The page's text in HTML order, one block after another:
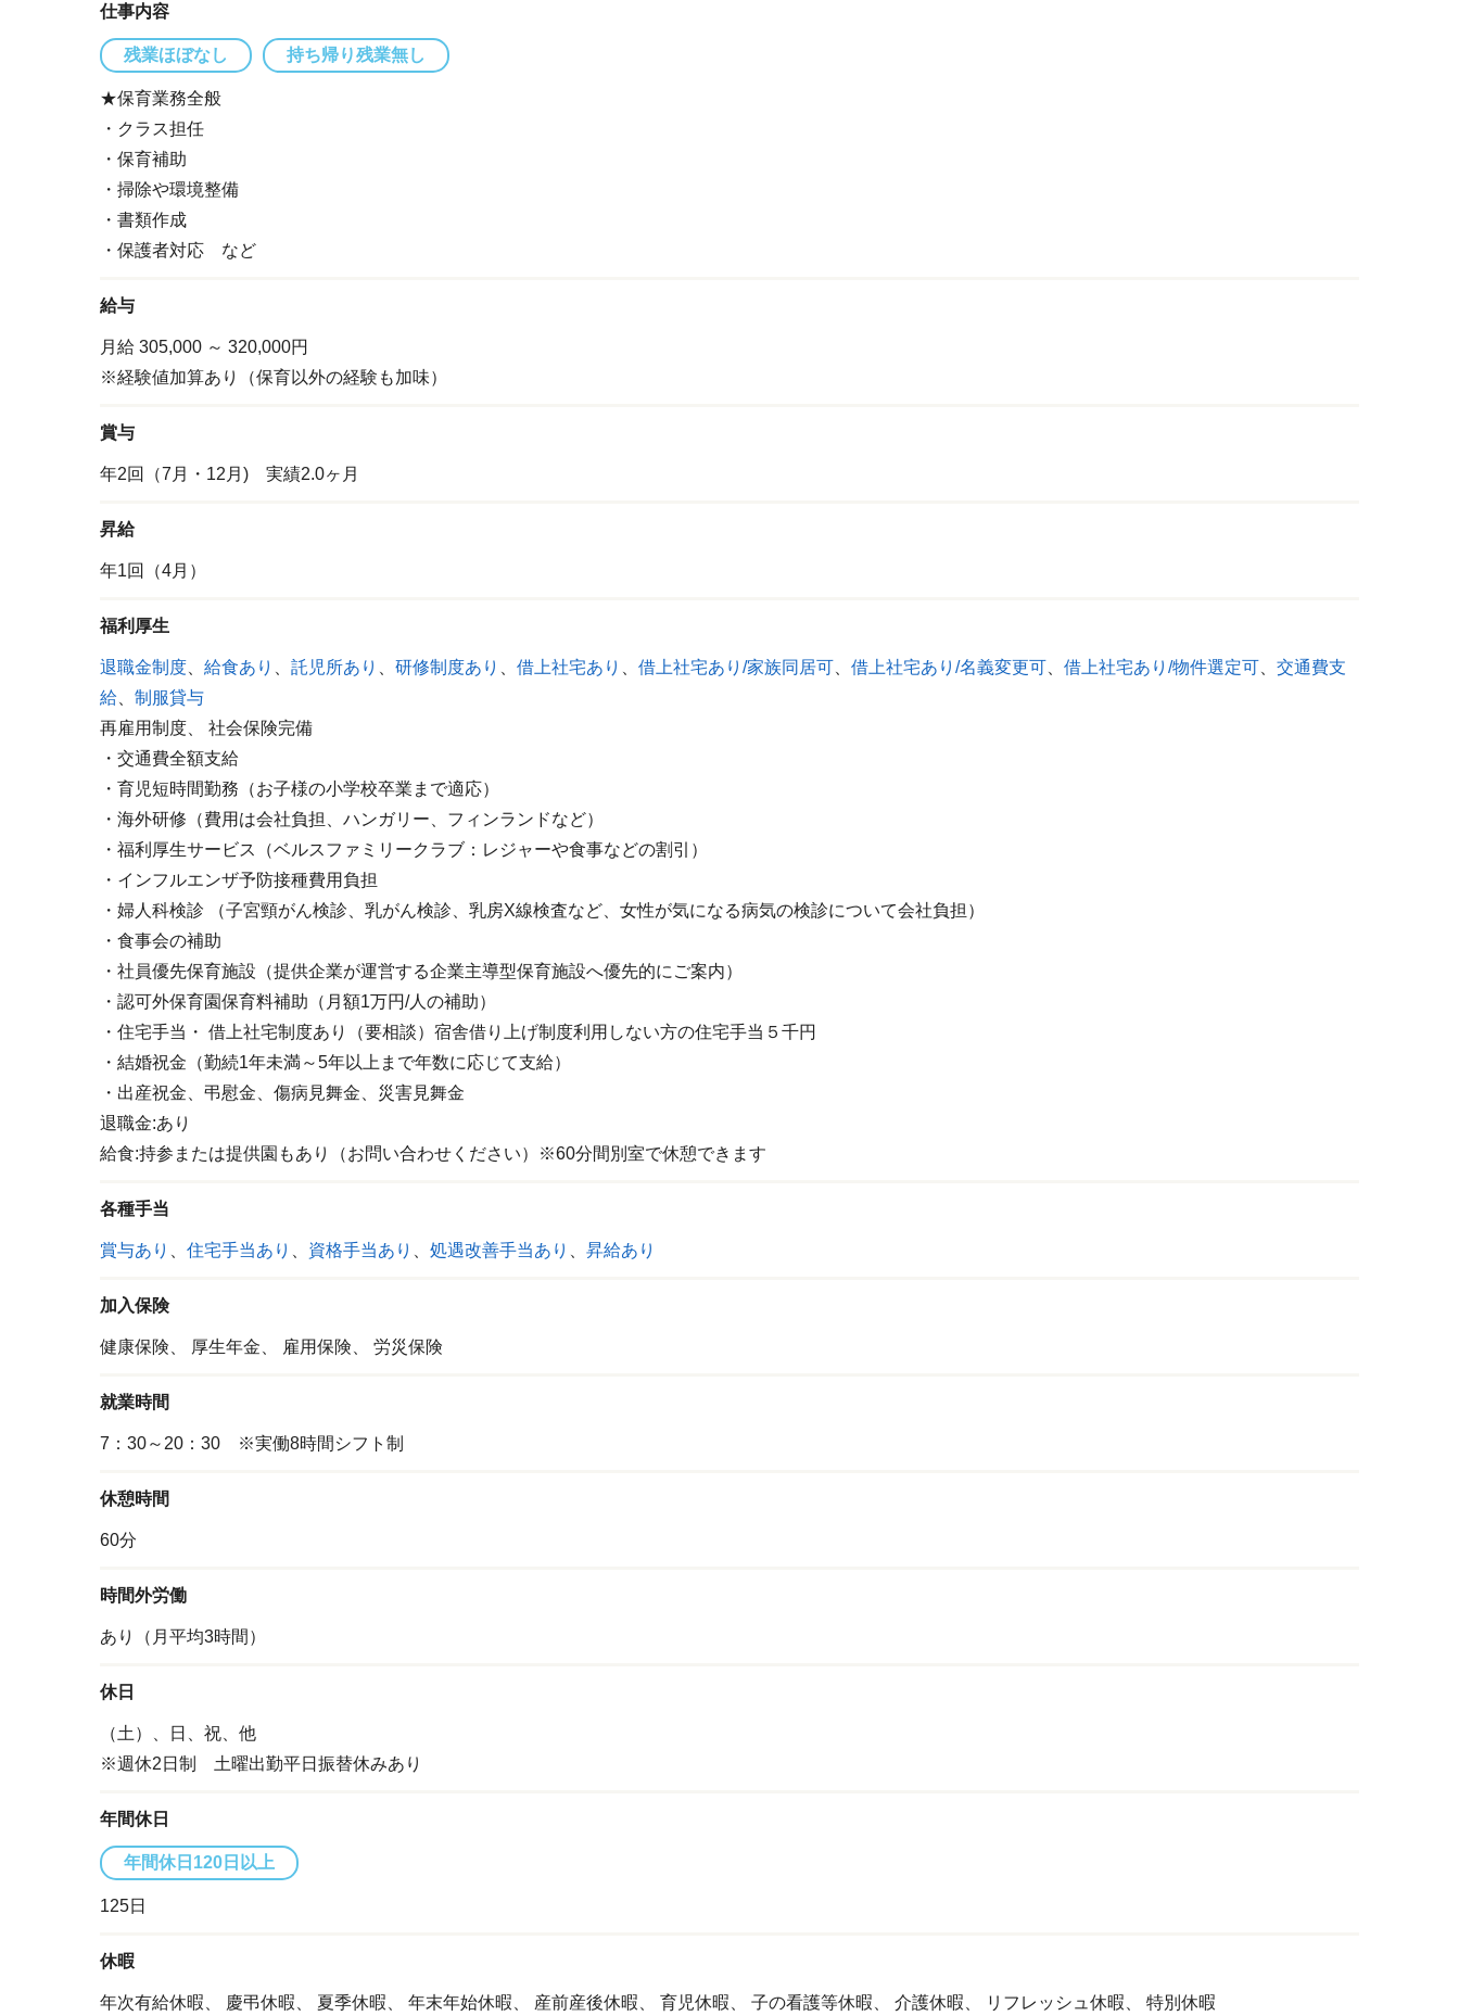
仕事内容
残業ほぼなし 持ち帰り残業無し
★保育業務全般
・クラス担任
・保育補助
・掃除や環境整備
・書類作成
・保護者対応 など
給与
月給 305,000 ～ 320,000円
※経験値加算あり（保育以外の経験も加味）
賞与
年2回（7月・12月) 実績2.0ヶ月
昇給
年1回（4月）
福利厚生
退職金制度 給食あり 託児所あり 研修制度あり 借上社宅あり 借上社宅あり/家族同居可 借上社宅あり/名義変更可 借上社宅あり/物件選定可
交通費支
給
制服貸与
再雇用制度、
社会保険完備
・交通費全額支給
・育児短時間勤務（お子様の小学校卒業まで適応）
・海外研修（費用は会社負担、ハンガリー、フィンランドなど）
・福利厚生サービス（ベルスファミリークラブ：レジャーや食事などの割引）
・インフルエンザ予防接種費用負担
・婦人科検診 （子宮頸がん検診、乳がん検診、乳房X線検査など、女性が気になる病気の検診について会社負担）
・食事会の補助
・社員優先保育施設（提供企業が運営する企業主導型保育施設へ優先的にご案内）
・認可外保育園保育料補助（月額1万円/人の補助）
・住宅手当・ 借上社宅制度あり（要相談）宿舎借り上げ制度利用しない方の住宅手当５千円
・結婚祝金（勤続1年未満～5年以上まで年数に応じて支給）
・出産祝金、弔慰金、傷病見舞金、災害見舞金
退職金:あり
給食:持参または提供園もあり（お問い合わせください）※60分間別室で休憩できます
各種手当
賞与あり 住宅手当あり 資格手当あり 処遇改善手当あり 昇給あり
加入保険
健康保険、 厚生年金、 雇用保険、 労災保険
就業時間
7：30～20：30 ※実働8時間シフト制
休憩時間
60分
時間外労働
あり（月平均3時間）
休日
（土）、日、祝、他
※週休2日制 土曜出勤平日振替休みあり
年間休日
年間休日120日以上
125日
休暇
年次有給休暇、 慶弔休暇、 夏季休暇、 年末年始休暇、 産前産後休暇、 育児休暇、 子の看護等休暇、 介護休暇、 リフレッシュ休暇、 特別休暇